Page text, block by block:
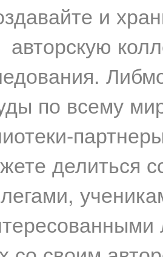
и
авторскую
по всему
делиться